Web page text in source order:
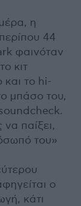
η
44
φαινόταν
κιτ
και το hi-
μπάσο του,
παίξει,
του»
ο
κάτι